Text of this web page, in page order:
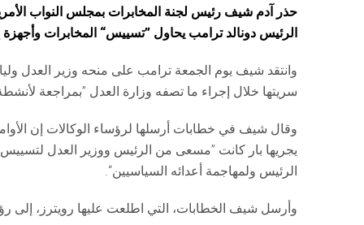
حذر آدم شيف رئيس لجنة المخابرات بمجلس النواب
الرئيس دونالد ترامب يحاول ”تسييس“ المخابرات وأجهزة
وانتقد شيف يوم الجمعة ترامب على منحه وزير العدل
سريتها خلال إجراء ما تصفه وزارة العدل ”بمراجعة لأنشطة
يجريها بار كانت ”مسعى من الرئيس ووزير العدل
الرئيس ولمهاجمة أعدائه السياسيين“.
وأرسل شيف الخطابات، التي اطلعت عليها رويترز، إلى